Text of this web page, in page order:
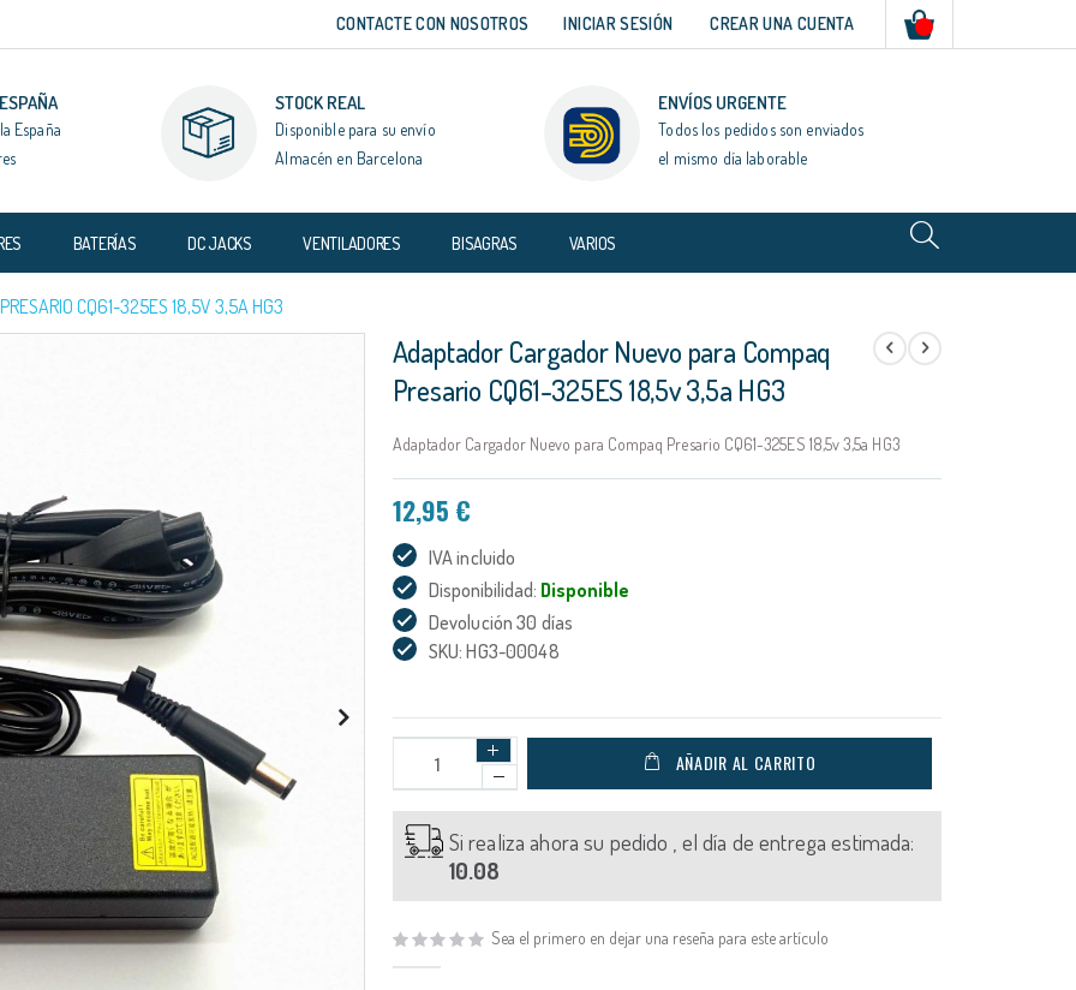
CONTACTE CON NOSOTROS INICIAR SESIÓN CREAR UNA CUENTA
España
STOCK REAL
Disponible para su envío
Almacén en Barcelona
ENVÍOS URGENTE
Todos los pedidos son enviados
el mismo día laborable
BATERÍAS DC JACKS VENTILADORES BISAGRAS VARIOS
CQ61-325ES 18,5V 3,5A HG3
Adaptador Cargador Nuevo para Compaq
Presario CQ61-325ES 18,5v 3,5a HG3
Adaptador Cargador Nuevo para Compaq Presario CQ61-325ES 18,5v 3,5a HG3
12,95 €
IVA incluido
Disponibilidad: Disponible
Devolución 30 días
SKU: HG3-00048
AÑADIR AL CARRITO
Si realiza ahora su pedido , el día de entrega estimada:
10.08
Sea el primero en dejar una reseña para este artículo